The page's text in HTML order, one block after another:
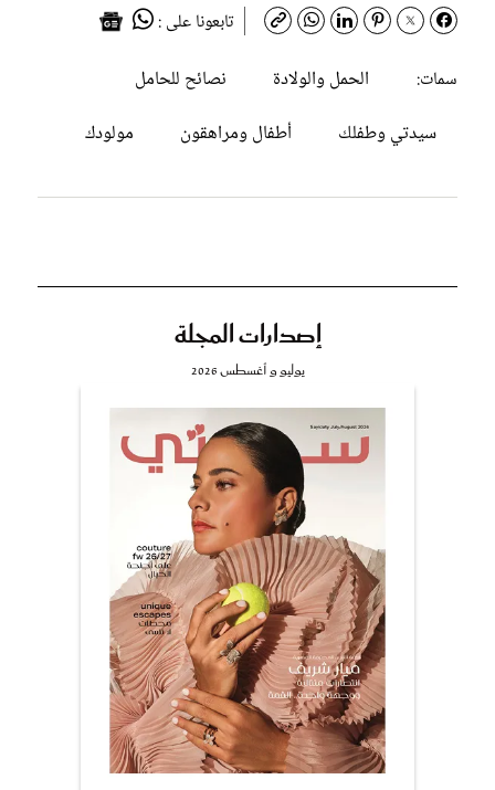
تابعونا على :
سمات:
الحمل والولادة
نصائح للحامل
سيدتي وطفلك
أطفال ومراهقون مولودك
إصدارات المجلة
يوليو و أغسطس 2026